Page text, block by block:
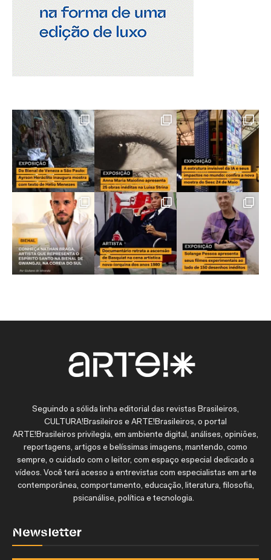
Seguindo a sólida linha editorial das revistas Brasileiros,
CULTURA!Brasileiros e ARTE!Brasileiros, o portal
ARTE!Brasileiros privilegia, em ambiente digital, análises, opiniões,
reportagens, artigos e belíssimas imagens, mantendo, como
sempre, o cuidado com o leitor, com espaço especial dedicado a
vídeos. Você terá acesso a entrevistas com especialistas em arte
contemporânea, comportamento, educação, literatura, filosofia,
psicanálise, política e tecnologia.
Newsletter